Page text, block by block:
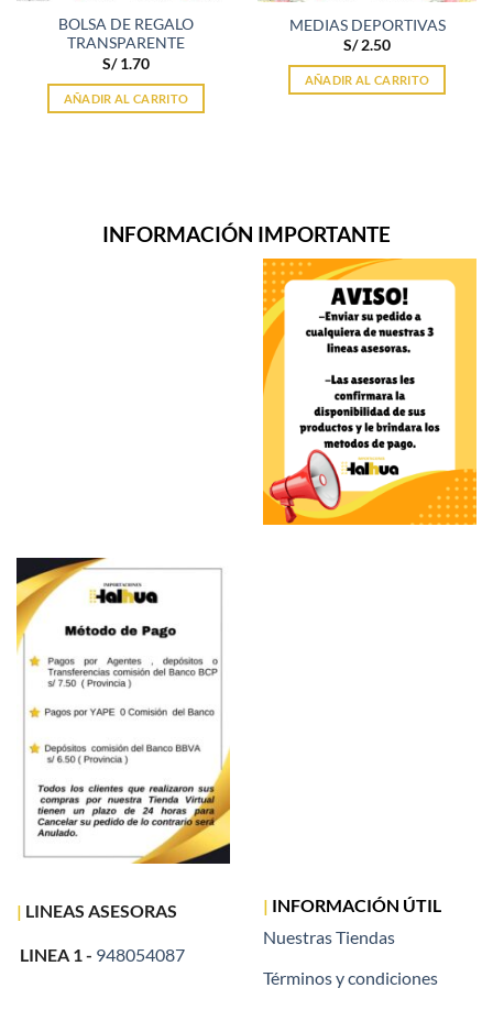
BOLSA DE REGALO
TRANSPARENTE
S/1.70
AÑADIR AL CARRITO
MEDIAS DEPORTIVAS
S/2.50
AÑADIR AL CARRITO
INFORMACIÓN IMPORTANTE
| LINEAS ASESORAS
LINEA 1 - 948054087
| INFORMACIÓN ÚTIL
Nuestras Tiendas
Términos y condiciones